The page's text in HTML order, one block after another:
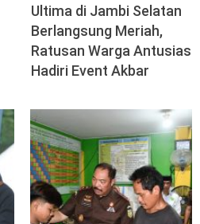
Ultima di Jambi Selatan
Berlangsung Meriah,
Ratusan Warga Antusias
Hadiri Event Akbar